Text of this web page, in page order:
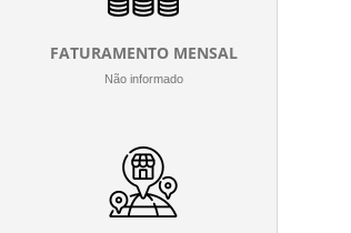
FATURAMENTO MENSAL
Não informado